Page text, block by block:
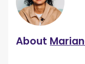
About